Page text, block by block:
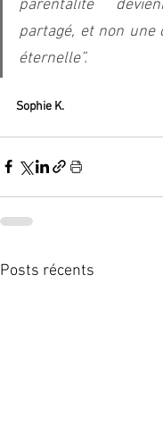
parentalité
partagé, et non une
éternelle”.
Sophie K.
Posts récents